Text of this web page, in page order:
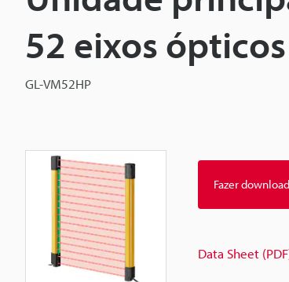
52 eixos
GL-VM52HP
Fazer
Data Sheet